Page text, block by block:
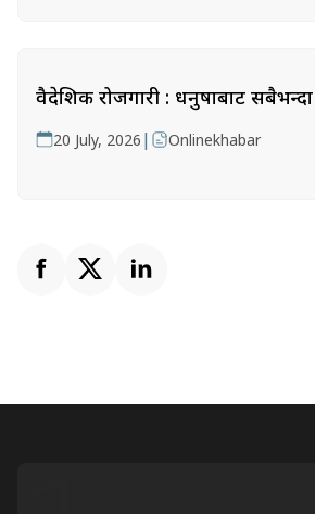
वैदेशिक रोजगारी : धनुषाबाट
20 July, 2026 | Onlinekhabar